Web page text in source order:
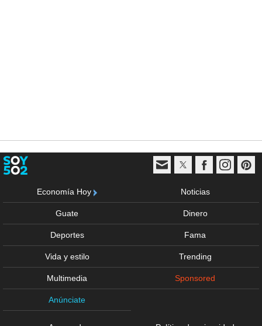
Economía Hoy Noticias
Guate Dinero
Deportes Fama
Vida y estilo Trending
Multimedia Sponsored
Anúnciate